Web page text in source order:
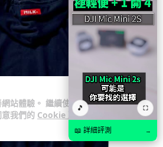
站體驗。 繼續使用
我們的 Cookie 政
🎵 ⛶
📖 詳細評測 →